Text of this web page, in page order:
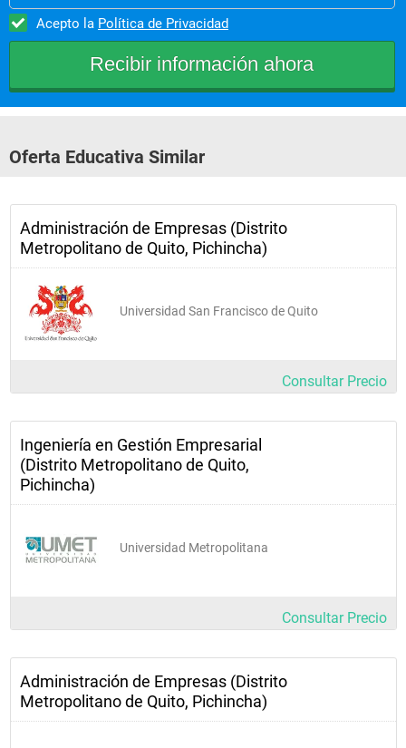
Acepto la Política de Privacidad
Oferta Educativa Similar
Administración de Empresas (Distrito
Metropolitano de Quito, Pichincha)
Universidad San Francisco de Quito
Consultar Precio
Ingeniería en Gestión Empresarial
(Distrito Metropolitano de Quito,
Pichincha)
Universidad Metropolitana
Consultar Precio
Administración de Empresas (Distrito
Metropolitano de Quito, Pichincha)